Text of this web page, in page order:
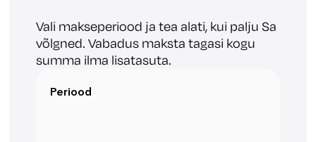
Vali makseperiood ja tea alati, kui palju Sa
võlgned. Vabadus maksta tagasi kogu
summa ilma lisatasuta.
Periood